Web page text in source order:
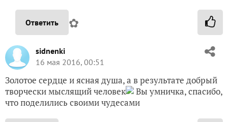
Ответить ✿
sidnenki
16 мая 2016, 00:51
Золотое сердце и ясная душа, а в результате добрый
творчески мыслящий человек
Вы умничка, спасибо,
что поделились своими чудесами